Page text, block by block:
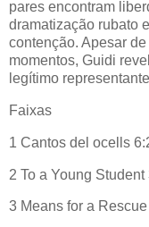
pares encontram
dramatização rubato
contenção. Apesar
momentos, Guidi
legítimo
Faixas
1 Cantos del ocells
2 To a Young Student
3 Means for a